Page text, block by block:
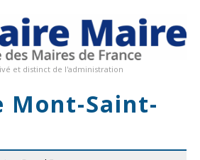
et distinct de l'administration
Mont-Saint-